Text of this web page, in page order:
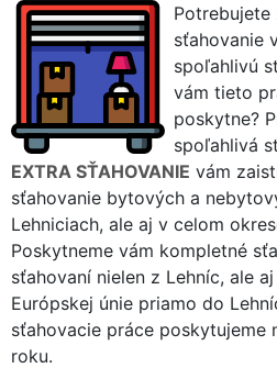
sťahovanie
spoľahlivú
vám tieto
poskytne?
spoľahlivá
EXTRA SŤAHOVANIE vám
sťahovanie bytových a
Lehniciach, ale aj v celom
Poskytneme vám kompletné
sťahovaní nielen z Lehníc, ale
Európskej únie priamo do
sťahovacie práce poskytujeme
roku.